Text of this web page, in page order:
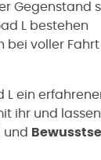
Gegenstand
L bestehen
bei voller
L ein
ihr und
und